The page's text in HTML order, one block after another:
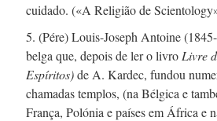
cuidado. («A Religião de
5. (Pére)Louis-Joseph Antoine
belga que, depois de ler o livro Livre
Espíritos)de A. Kardec, fundou
chamadas templos, (na Bélgica e
França, Polónia e países em África e